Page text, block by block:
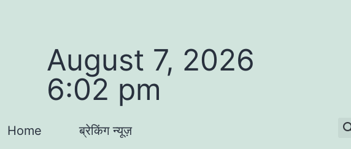
August 7, 2026
6:02 pm
Home
ब्रेकिंग न्यूज़